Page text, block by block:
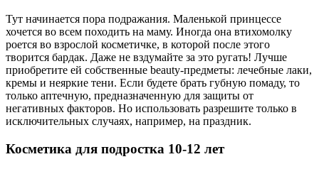
Тут начинается пора подражания. Маленькой принцессе
хочется во всем походить на маму. Иногда она втихомолку
роется во взрослой косметичке, в которой после этого
творится бардак. Даже не вздумайте за это ругать! Лучше
приобретите ей собственные beauty-предметы: лечебные лаки,
кремы и неяркие тени. Если будете брать губную помаду, то
только аптечную, предназначенную для защиты от
негативных факторов. Но использовать разрешите только в
исключительных случаях, например, на праздник.
Косметика для подростка 10-12 лет